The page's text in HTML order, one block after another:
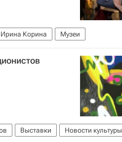
Ирина Корина
Музеи
Выставки Новости культуры